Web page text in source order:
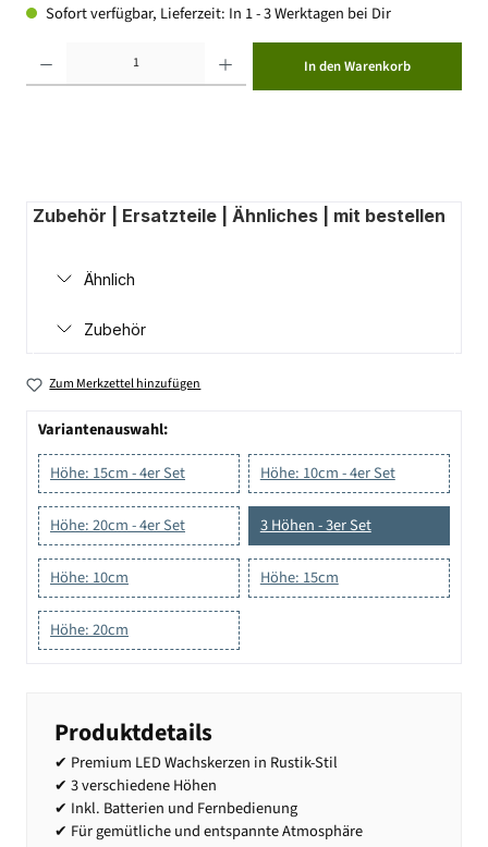
Sofort verfügbar, Lieferzeit: In 1 - 3 Werktagen bei Dir
In den Warenkorb
Zubehör | Ersatzteile | Ähnliches | mit bestellen
Ähnlich
Zubehör
Zum Merkzettel hinzufügen
Variantenauswahl:
Höhe: 15cm - 4er Set
Höhe: 10cm - 4er Set
Höhe: 20cm - 4er Set 3 Höhen - 3er Set
Höhe: 10cm Höhe: 15cm
Höhe: 20cm
Produktdetails
✔ Premium LED Wachskerzen in Rustik-Stil
✔ 3 verschiedene Höhen
✔ Inkl. Batterien und Fernbedienung
✔ Für gemütliche und entspannte Atmosphäre